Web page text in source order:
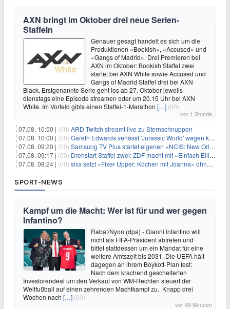
AXN bringt im Oktober drei neue Serien-
Staffeln
Genauer gesagt handelt es sich um die
Produktionen «Bookish», «Accused» und
«Gangs of Madrid». Drei Premieren bei
AXN im Oktober: Bookish Staffel zwei
startet bei AXN White sowie Accused und
Gangs of Madrid Staffel drei bei AXN
Black. Erstgenannte Serie geht los ab 27. Oktober jeweils
dienstags eine Episode streamen oder um 20.15 Uhr bei AXN
White. Im Vorfeld gibts einen Staffel-1-Marathon […] (00)
vor 1 Stunde
07.08. 10:50 | (00) ARD Twitch streamt live zu Sternschnuppen
07.08. 10:00 | (00) Gareth Edwards verlässt 'Jurassic World' wegen kreativer Differenzen
07.08. 09:20 | (00) Samsung TV Plus startet eigenen «NCIS: New Orleans»-Sender
07.08. 09:17 | (00) Drehstart Staffel zwei: ZDF macht mit «Einfach Elli» weiter
07.08. 08:24 | (00) sixx setzt «Fixer Upper: Kochen mit Joanna» ohne Pause fort
SPORT-NEWS
Kampf um die Macht: Wer ist für und wer gegen
Infantino?
Rabat/Nyon (dpa) - Gianni Infantino will
nicht als FIFA-Präsident abtreten und
bittet stattdessen um ein Mandat für eine
weitere Amtszeit bis 2031. Die UEFA hält
dagegen an ihrem Boykott-Plan fest:
Nach dem krachend gescheiterten
Investorendeal um den Verkauf von WM-Rechten steuert der
Weltfußball auf einen zehrenden Machtkampf zu. Knapp drei
Wochen nach […] (00)
vor 49 Minuten